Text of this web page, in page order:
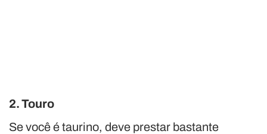
2. Touro
Se você é taurino, deve prestar bastante